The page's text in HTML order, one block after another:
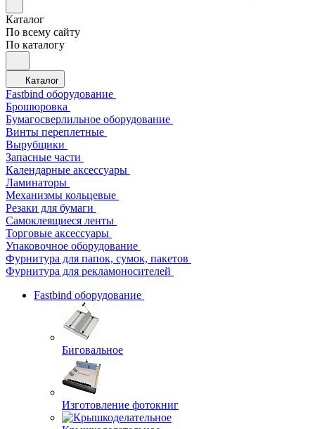
Каталог
По всему сайту
По каталогу
Каталог
Fastbind оборудование
Брошюровка
Бумагосверлильное оборудование
Винты переплетные
Вырубщики
Запасные части
Календарные аксессуары
Ламинаторы
Механизмы кольцевые
Резаки для бумаги
Самоклеящиеся ленты
Торговые аксессуары
Упаковочное оборудование
Фурнитура для папок, сумок, пакетов
Фурнитура для рекламоносителей
Fastbind оборудование
Биговальное
Изготовление фотокниг